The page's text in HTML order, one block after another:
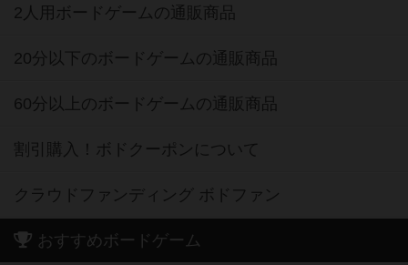
2人用ボードゲームの通販商品
20分以下のボードゲームの通販商品
60分以上のボードゲームの通販商品
割引購入！ボドクーポンについて
クラウドファンディング ボドファン
おすすめボードゲーム